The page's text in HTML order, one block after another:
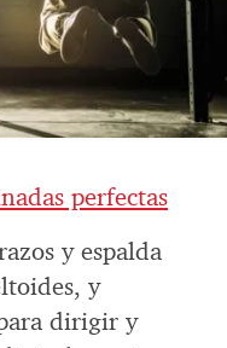
perfectas
y espalda
y
dirigir y